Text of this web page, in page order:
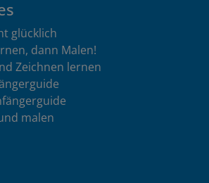
glücklich
dann Malen!
Zeichnen lernen
malen